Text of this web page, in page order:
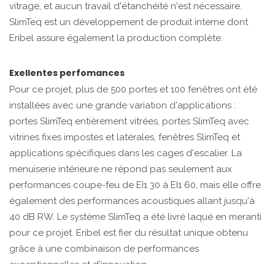
vitrage, et aucun travail d'étanchéité n'est nécessaire.
SlimTeq est un développement de produit interne dont
Eribel assure également la production complète.
Exellentes perfomances
Pour ce projet, plus de 500 portes et 100 fenêtres ont été
installées avec une grande variation d'applications :
portes SlimTeq entièrement vitrées, portes SlimTeq avec
vitrines fixes impostes et latérales, fenêtres SlimTeq et
applications spécifiques dans les cages d'escalier. La
menuiserie intérieure ne répond pas seulement aux
performances coupe-feu de EI1 30 à EI1 60, mais elle offre
également des performances acoustiques allant jusqu'à
40 dB RW. Le système SlimTeq a été livré laqué en meranti
pour ce projet. Eribel est fier du résultat unique obtenu
grâce à une combinaison de performances